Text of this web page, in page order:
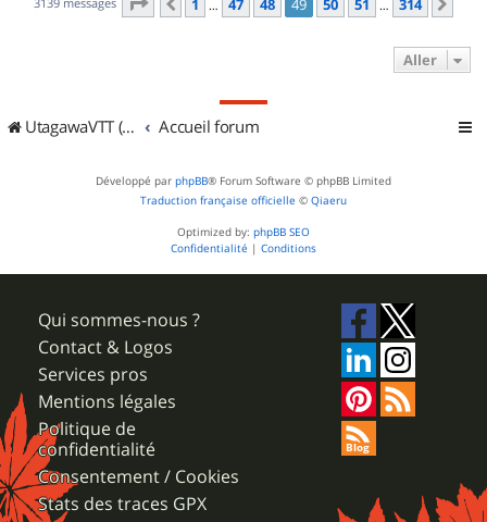
Précédent
1 … 47 48 49 50 51 … 314
Aller
UtagawaVTT (Randos VTT et VTTAE avec traces GPS) Accueil forum
Développé par phpBB® Forum Software © phpBB Limited
Traduction française officielle © Qiaeru
Optimized by: phpBB SEO
Confidentialité | Conditions
Qui sommes-nous ?
Contact & Logos
Services pros
Mentions légales
Politique de
confidentialité
Consentement / Cookies
Stats des traces GPX